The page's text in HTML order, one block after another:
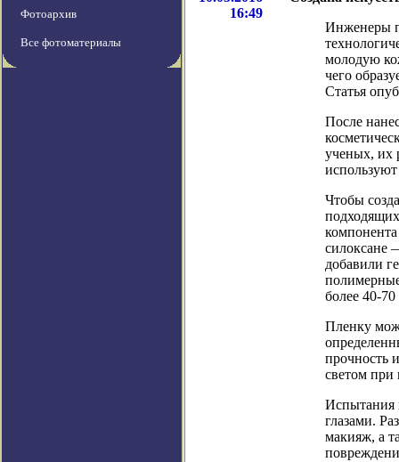
Фотоархив
Все фотоматериалы
16:49
Инженеры
молодую
чего
Статья
После
ученых, их
Чтобы
силоксане
добавили
более 40-
Пленку
прочность
светом при
Испытания
глазами.
макияж, а